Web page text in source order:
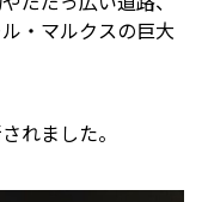
・マルクスの巨大
れました。